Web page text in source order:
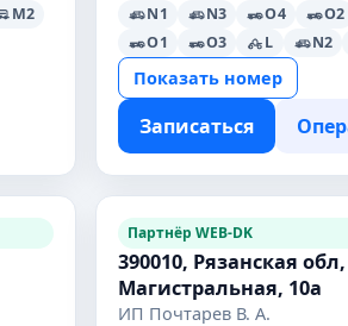
M2
N1 N3 O4 O2
O1
O3 L N2
Показать номер
Записаться
Партнёр WEB-DK
390010, Рязанская
Магистральная, 10а
ИП Почтарев В. А.